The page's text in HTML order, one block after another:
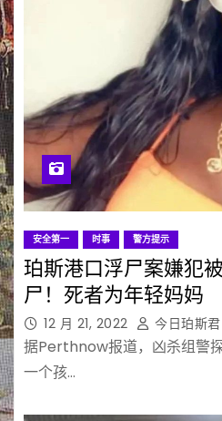
安全第一 时事 警方提示
珀斯港口浮尸案嫌犯
尸！死者为年轻妈妈
12 月 21, 2022 今日珀斯君
据Perthnow报道，凶杀组警
一个孩…